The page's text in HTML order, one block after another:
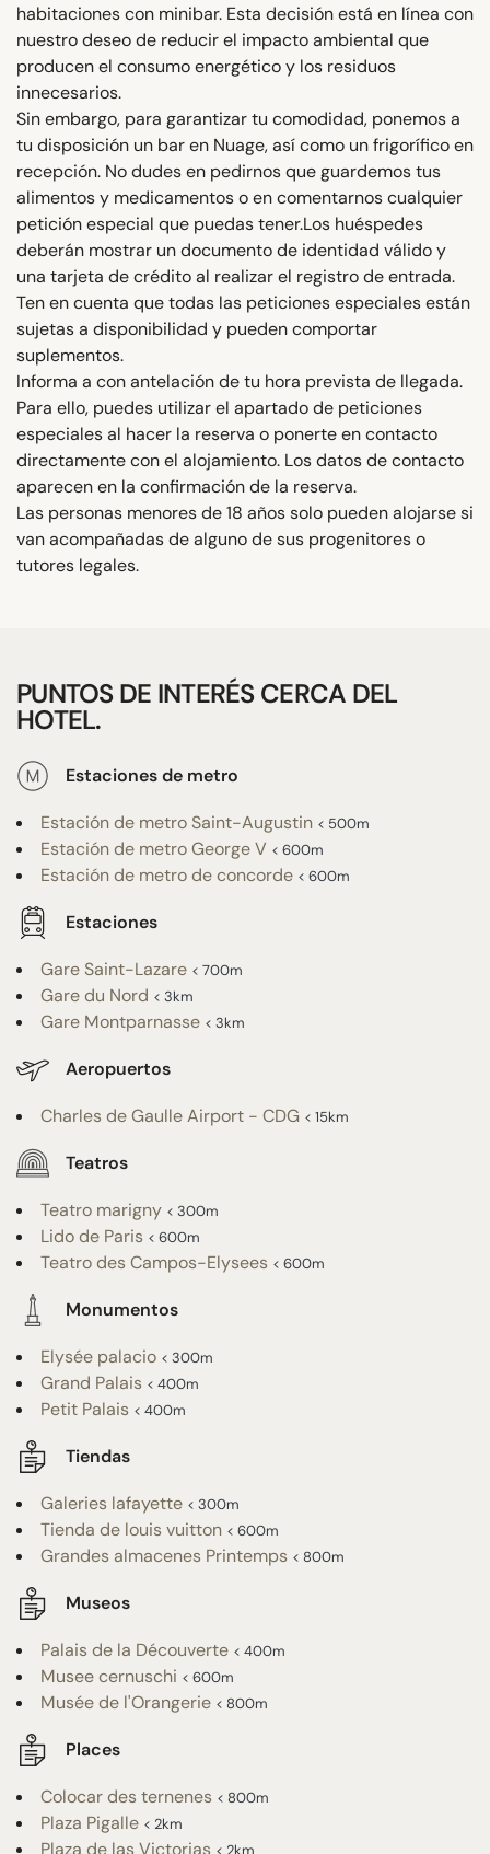
habitaciones con minibar. Esta decisión está en línea con
nuestro deseo de reducir el impacto ambiental que
producen el consumo energético y los residuos
innecesarios.
Sin embargo, para garantizar tu comodidad, ponemos a
tu disposición un bar en Nuage, así como un frigorífico en
recepción. No dudes en pedirnos que guardemos tus
alimentos y medicamentos o en comentarnos cualquier
petición especial que puedas tener.Los huéspedes
deberán mostrar un documento de identidad válido y
una tarjeta de crédito al realizar el registro de entrada.
Ten en cuenta que todas las peticiones especiales están
sujetas a disponibilidad y pueden comportar
suplementos.
Informa a con antelación de tu hora prevista de llegada.
Para ello, puedes utilizar el apartado de peticiones
especiales al hacer la reserva o ponerte en contacto
directamente con el alojamiento. Los datos de contacto
aparecen en la confirmación de la reserva.
Las personas menores de 18 años solo pueden alojarse si
van acompañadas de alguno de sus progenitores o
tutores legales.
PUNTOS DE INTERÉS CERCA DEL
HOTEL.
Estaciones de metro
Estación de metro Saint-Augustin < 500m
Estación de metro George V < 600m
Estación de metro de concorde < 600m
Estaciones
Gare Saint-Lazare < 700m
Gare du Nord < 3km
Gare Montparnasse < 3km
Aeropuertos
Charles de Gaulle Airport - CDG < 15km
Teatros
Teatro marigny < 300m
Lido de Paris < 600m
Teatro des Campos-Elysees < 600m
Monumentos
Elysée palacio < 300m
Grand Palais < 400m
Petit Palais < 400m
Tiendas
Galeries lafayette < 300m
Tienda de louis vuitton < 600m
Grandes almacenes Printemps < 800m
Museos
Palais de la Découverte < 400m
Musee cernuschi < 600m
Musée de l'Orangerie < 800m
Places
Colocar des ternenes < 800m
Plaza Pigalle < 2km
Plaza de las Victorias < 2km